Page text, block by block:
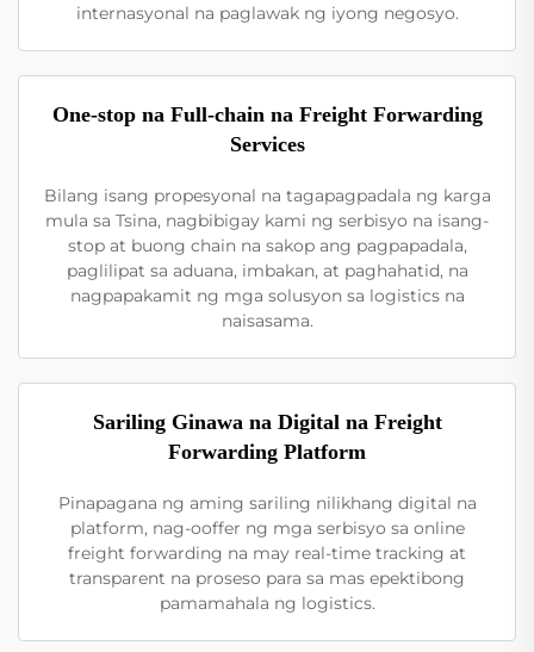
internasyonal na paglawak ng iyong negosyo.
One-stop na Full-chain na Freight Forwarding
Services
Bilang isang propesyonal na tagapagpadala ng karga
mula sa Tsina, nagbibigay kami ng serbisyo na isang-
stop at buong chain na sakop ang pagpapadala,
paglilipat sa aduana, imbakan, at paghahatid, na
nagpapakamit ng mga solusyon sa logistics na
naisasama.
Sariling Ginawa na Digital na Freight
Forwarding Platform
Pinapagana ng aming sariling nilikhang digital na
platform, nag-ooffer ng mga serbisyo sa online
freight forwarding na may real-time tracking at
transparent na proseso para sa mas epektibong
pamamahala ng logistics.